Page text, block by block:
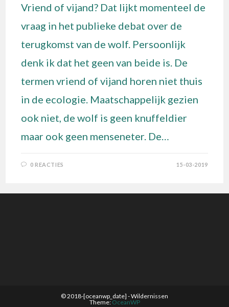
Vriend of vijand? Dat lijkt momenteel de
vraag in het publieke debat over de
terugkomst van de wolf. Persoonlijk
denk ik dat het geen van beide is. De
termen vriend of vijand horen niet thuis
in de ecologie. Maatschappelijk gezien
ook niet, de wolf is geen knuffeldier
maar ook geen menseneter. De…
0 REACTIES 15-03-2019
© 2018-[oceanwp_date] - Wildernissen
Theme:OceanWP